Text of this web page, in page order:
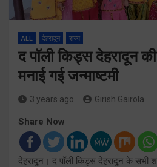
ALL देहरादून राज्य
द पॉली किड्स देहरादून
मनाई गई जन्माष्टमी
3 years ago Girish Gairola
Share Now
देहरादून। द पॉली किड्स देहरादून के सभी